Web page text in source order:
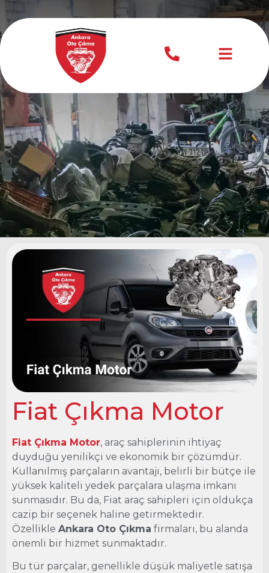
Fiat Çıkma Motor
Ankara Oto Çıkma
Fiat Çıkma Motor
Fiat Çıkma Motor
Fiat Çıkma Motor, araç sahiplerinin ihtiyaç
duyduğu yenilikçi ve ekonomik bir çözümdür.
Kullanılmış parçaların avantajı, belirli bir bütçe ile
yüksek kaliteli yedek parçalara ulaşma imkanı
sunmasıdır. Bu da, Fiat araç sahipleri için oldukça
cazip bir seçenek haline getirmektedir.
Özellikle Ankara Oto Çıkma firmaları, bu alanda
önemli bir hizmet sunmaktadır.
Bu tür parçalar, genellikle düşük maliyetle satışa